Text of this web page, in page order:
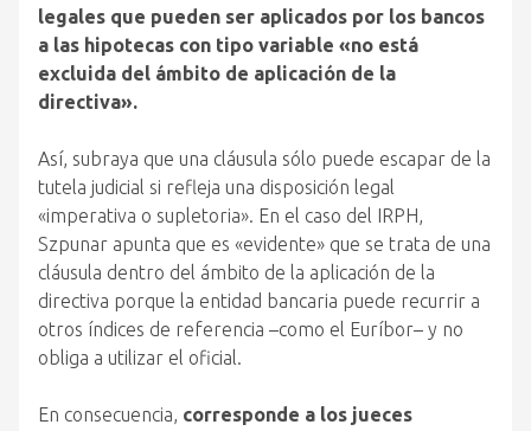
legales que pueden ser aplicados por los bancos
a las hipotecas con tipo variable «no está
excluida del ámbito de aplicación de la
directiva».
Así, subraya que una cláusula sólo puede escapar de la
tutela judicial si refleja una disposición legal
«imperativa o supletoria». En el caso del IRPH,
Szpunar apunta que es «evidente» que se trata de una
cláusula dentro del ámbito de la aplicación de la
directiva porque la entidad bancaria puede recurrir a
otros índices de referencia –como el Euríbor– y no
obliga a utilizar el oficial.
En consecuencia, corresponde a los jueces